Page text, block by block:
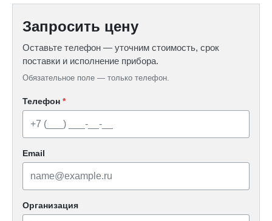
Запросить цену
Оставьте телефон — уточним стоимость, срок
поставки и исполнение прибора.
Обязательное поле — только телефон.
Телефон *
Email
Организация